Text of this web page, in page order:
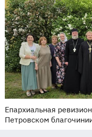
Епархиальная
Петровском